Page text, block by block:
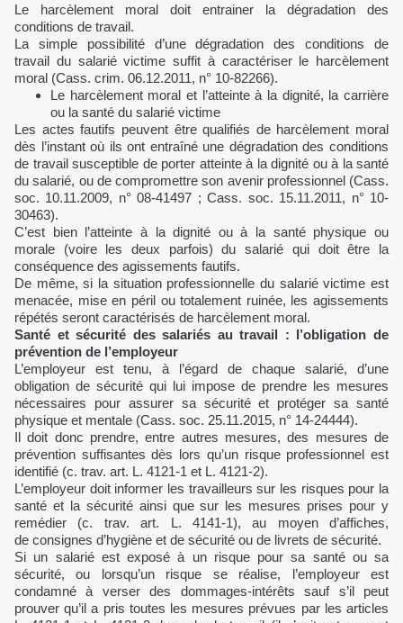
Le harcèlement moral doit entrainer la dégradation des
conditions de travail.
La simple possibilité d’une dégradation des conditions de
travail du salarié victime suffit à caractériser le harcèlement
moral (Cass. crim. 06.12.2011, n° 10-82266).
Le harcèlement moral et l’atteinte à la dignité, la carrière
ou la santé du salarié victime
Les actes fautifs peuvent être qualifiés de harcèlement moral
dès l’instant où ils ont entraîné une dégradation des conditions
de travail susceptible de porter atteinte à la dignité ou à la santé
du salarié, ou de compromettre son avenir professionnel (Cass.
soc. 10.11.2009, n° 08-41497 ; Cass. soc. 15.11.2011, n° 10-
30463).
C’est bien l’atteinte à la dignité ou à la santé physique ou
morale (voire les deux parfois) du salarié qui doit être la
conséquence des agissements fautifs.
De même, si la situation professionnelle du salarié victime est
menacée, mise en péril ou totalement ruinée, les agissements
répétés seront caractérisés de harcèlement moral.
Santé et sécurité des salariés au travail : l’obligation de
prévention de l’employeur
L’employeur est tenu, à l’égard de chaque salarié, d’une
obligation de sécurité qui lui impose de prendre les mesures
nécessaires pour assurer sa sécurité et protéger sa santé
physique et mentale (Cass. soc. 25.11.2015, n° 14-24444).
Il doit donc prendre, entre autres mesures, des mesures de
prévention suffisantes dès lors qu’un risque professionnel est
identifié (c. trav. art. L. 4121-1 et L. 4121-2).
L’employeur doit informer les travailleurs sur les risques pour la
santé et la sécurité ainsi que sur les mesures prises pour y
remédier (c. trav. art. L. 4141-1), au moyen d’affiches,
de consignes d’hygiène et de sécurité ou de livrets de sécurité.
Si un salarié est exposé à un risque pour sa santé ou sa
sécurité, ou lorsqu’un risque se réalise, l’employeur est
condamné à verser des dommages-intérêts sauf s’il peut
prouver qu’il a pris toutes les mesures prévues par les articles